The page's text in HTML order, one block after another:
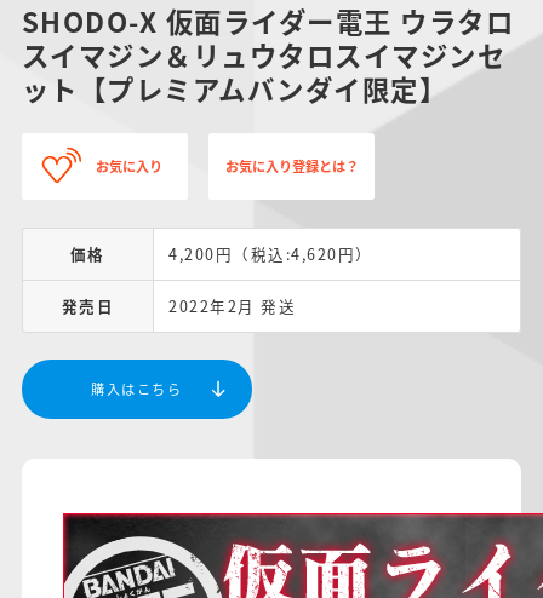
SHODO-X 仮面ライダー電王 ウラタロ
スイマジン＆リュウタロスイマジンセ
ット【プレミアムバンダイ限定】
お気に入り お気に入り登録とは？
価格 4,200円（税込:4,620円）
発売日 2022年2月 発送
購入はこちら